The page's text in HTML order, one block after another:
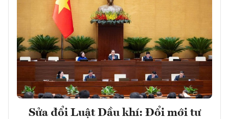
Sửa đổi Luật Dầu khí: Đổi mới tư